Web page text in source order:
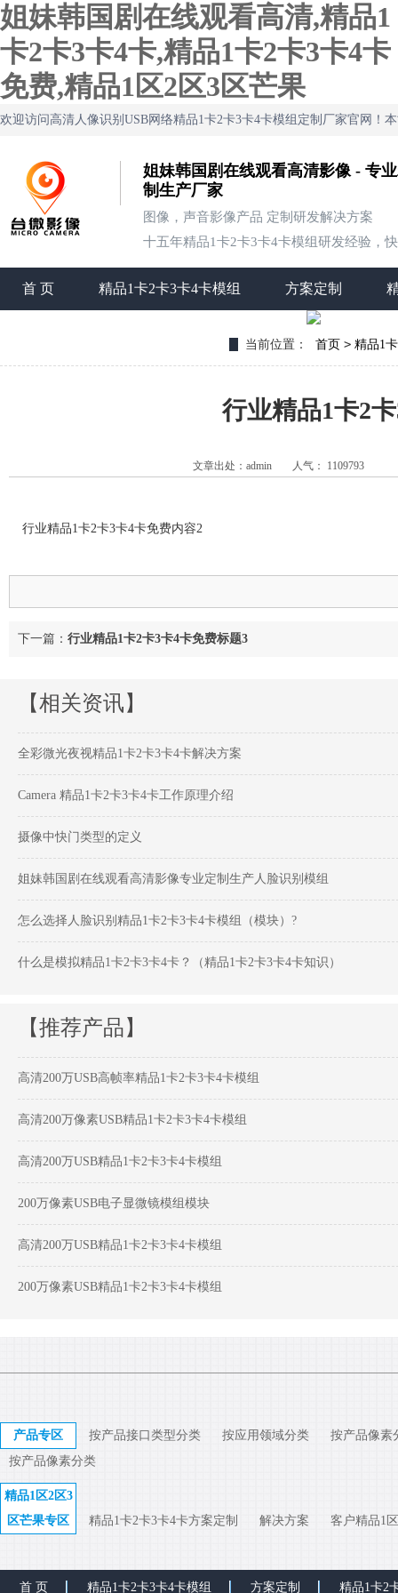
姐妹韩国剧在线观看高清,精品1
卡2卡3卡4卡,精品1卡2卡3卡4卡
免费,精品1区2区3区芒果
欢迎访问高清人像识别USB网络精品1卡2卡3卡4卡模组定制厂家官网！
姐妹韩国剧在线观看高清影像 - 专
制生产厂家
图像，声音影像产品 定制研发解决方案
十五年精品1卡2卡3卡4卡模组研发经验，快速
首 页 精品1卡2卡3卡4卡模组 方案定制
当前位置： 首页 > 精品1
行业精品1卡2
文章出处：admin 人气： 1109793
行业精品1卡2卡3卡4卡免费内容2
下一篇： 行业精品1卡2卡3卡4卡免费标题3
【相关资讯】
全彩微光夜视精品1卡2卡3卡4卡解决方案
Camera 精品1卡2卡3卡4卡工作原理介绍
摄像中快门类型的定义
姐妹韩国剧在线观看高清影像专业定制生产人脸识别模组
怎么选择人脸识别精品1卡2卡3卡4卡模组（模块）?
什么是模拟精品1卡2卡3卡4卡？（精品1卡2卡3卡4卡知识）
【推荐产品】
高清200万USB高帧率精品1卡2卡3卡4卡模组
高清200万像素USB精品1卡2卡3卡4卡模组
高清200万USB精品1卡2卡3卡4卡模组
200万像素USB电子显微镜模组模块
高清200万USB精品1卡2卡3卡4卡模组
200万像素USB精品1卡2卡3卡4卡模组
产品专区 按产品接口类型分类 按应用领域分类
按产品像素
按产品像素分类
精品1区2区3
区芒果专区
精品1卡2卡3卡4卡方案定制 解决方案 客户精品1
首 页 精品1卡2卡3卡4卡模组 方案定制 精品1卡2